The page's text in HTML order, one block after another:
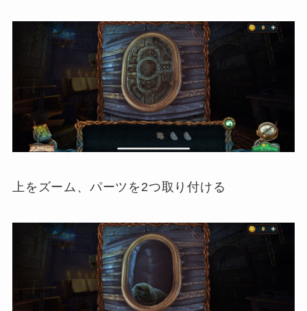
上をズーム、パーツを2つ取り付ける